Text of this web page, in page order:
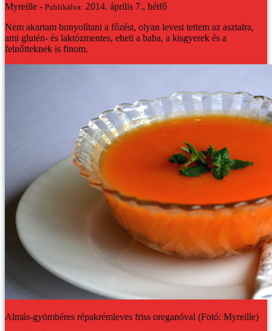
Myreille - Publikálva: 2014. április 7., hétfő
Nem akartam bonyolítani a főzést, olyan levest tettem az asztalra,
ami glutén- és laktózmentes, eheti a baba, a kisgyerek és a
felnőtteknek is finom.
Almás-gyömbéres répakrémleves friss oreganóval (Fotó: Myreille)